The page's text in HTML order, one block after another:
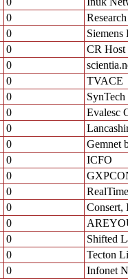
0
0
0
CR Host
0
0
TVACE
0
0
Evalesc
0
0
Gemnet
0
ICFO
0
0
0
Consert,
0
0
Shifted
0
Tecton
0
Infonet